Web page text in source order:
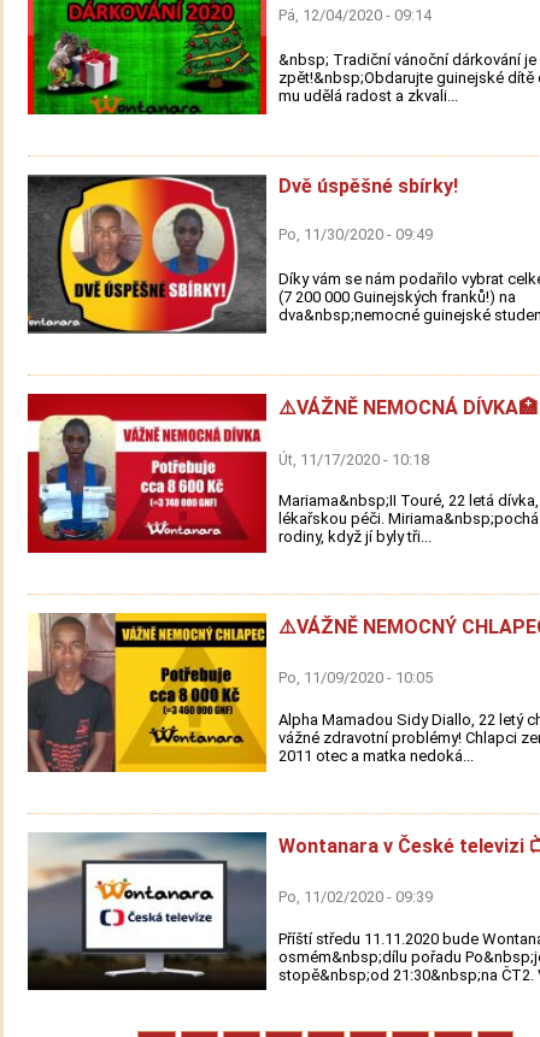
Pá, 12/04/2020 - 09:14
&nbsp; Tradiční vánoční dárkování
zpět!&nbsp;Obdarujte guinejské dítě
mu udělá radost a zkvali...
Dvě úspěšné sbírky!
Po, 11/30/2020 - 09:49
Díky vám se nám podařilo vybrat
(7 200 000 Guinejských franků!) na
dva&nbsp;nemocné guinejské
⚠️VÁŽNĚ NEMOCNÁ DÍVKA🏥
Út, 11/17/2020 - 10:18
Mariama&nbsp;II Touré, 22 letá
lékařskou péči.
rodiny, když jí byly tři...
⚠️VÁŽNĚ NEMOCNÝ
Po, 11/09/2020 - 10:05
Alpha Mamadou Sidy Diallo, 22 letý
vážné zdravotní problémy! Chlapci
2011 otec a matka nedoká...
Wontanara v České televizi
Po, 11/02/2020 - 09:39
Příští středu 11.11.2020 bude
osmém&nbsp;dílu pořadu
stopě&nbsp;od 21:30&nbsp;na ČT2.